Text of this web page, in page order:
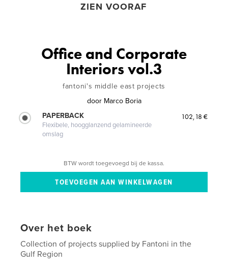
ZIEN VOORAF
Office and Corporate
Interiors vol.3
fantoni's middle east projects
door Marco Boria
PAPERBACK
Flexibele, hoogglanzend gelamineerde
omslag
102,18 €
BTW wordt toegevoegd bij de kassa.
Over het boek
Collection of projects supplied by Fantoni in the
Gulf Region